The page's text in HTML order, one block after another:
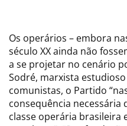
Os operários – embora
século XX ainda não
a se projetar no cenário
Sodré, marxista
comunistas, o Partido
consequência necessária
classe operária brasileira